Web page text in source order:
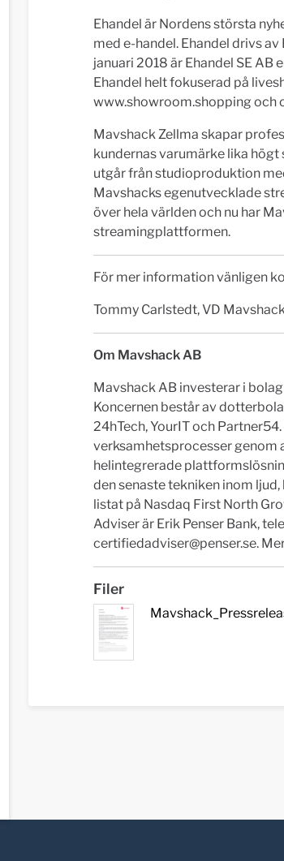
Ehandel är Nordens största
med e-handel. Ehandel drivs
januari 2018 är Ehandel SE AB
Ehandel helt fokuserad på
www.showroom.shopping och
Mavshack Zellma skapar
kundernas varumärke lika
utgår från studioproduktion
Mavshacks egenutvecklade
över hela världen och nu har
streamingplattformen.
För mer information vänligen
Tommy Carlstedt, VD
Om Mavshack AB
Mavshack AB investerar i
Koncernen består av
24hTech, YourIT och
verksamhetsprocesser
helintegrerade
den senaste tekniken inom
listat på Nasdaq First North
Adviser är Erik Penser Bank,
certifiedadviser@penser.se.
Filer